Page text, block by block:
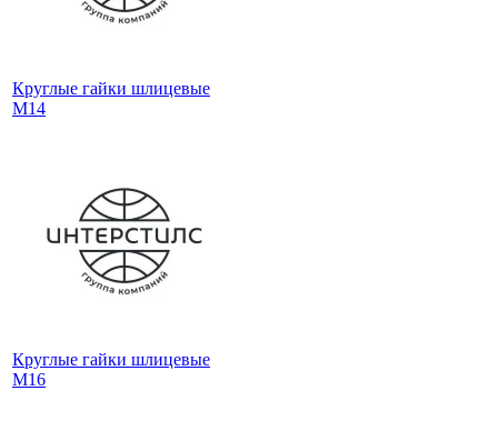
Круглые гайки шлицевые
М14
Круглые гайки шлицевые
М16